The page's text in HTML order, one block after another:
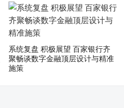
系统复盘 积极展望 百家银行齐
聚畅谈数字金融顶层设计与精准
施策